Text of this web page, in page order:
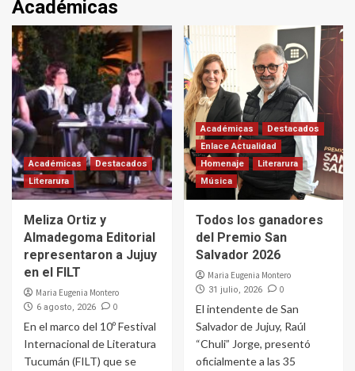
Académicas
Académicas
Destacados
Literarura
Meliza Ortiz y
Almadegoma Editorial
representaron a Jujuy
en el FILT
Maria Eugenia Montero
6 agosto, 2026 0
En el marco del 10º Festival
Internacional de Literatura
Tucumán (FILT) que se
Académicas
Destacados
Enlace Actualidad
Homenaje
Literarura
Música
Todos los ganadores
del Premio San
Salvador 2026
Maria Eugenia Montero
31 julio, 2026 0
El intendente de San
Salvador de Jujuy, Raúl
“Chuli” Jorge, presentó
oficialmente a las 35